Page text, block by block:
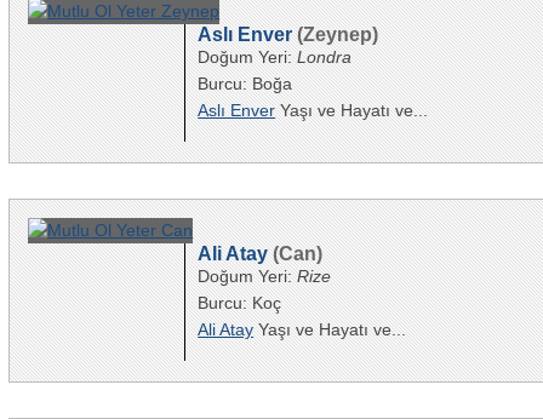
Aslı Enver (Zeynep)
Doğum Yeri:Londra
Burcu: Boğa
Aslı EnverYaşı ve Hayatı ve...
Ali Atay (Can)
Doğum Yeri:Rize
Burcu: Koç
Ali AtayYaşı ve Hayatı ve...